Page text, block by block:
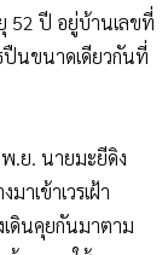
52 ปี อยู่บ้านเลขที่
ปืนขนาดเดียวกันที่
.ย. นายมะยีดิง
าเข้าเวรเฝ้า
เดินคุยกันมาตาม